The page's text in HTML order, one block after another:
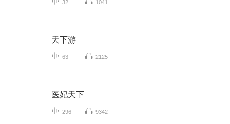
32 1041
天下游
63 2125
医妃天下
296 9342